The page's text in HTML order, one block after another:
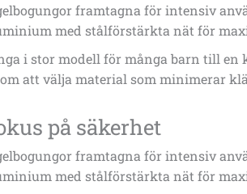
framtagna för intensiv
med stålförstärkta nät för
i stor modell för många barn till
att välja material som minimerar
på säkerhet
framtagna för intensiv
med stålförstärkta nät för